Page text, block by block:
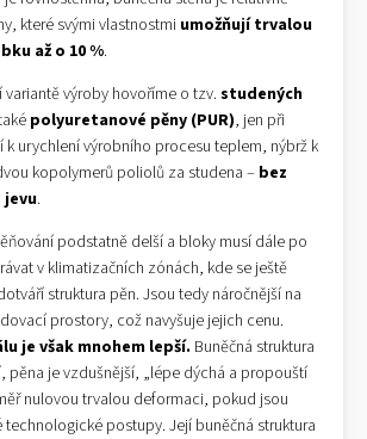
které svými vlastnostmi umožňují trvalou
až o 10 %.
variantě výroby hovoříme o tzv. studených
polyuretanové pěny (PUR), jen při
urychlení výrobního procesu teplem, nýbrž k
kopolymerů poliolů za studena – bez
.
podstatně delší a bloky musí dále po
v klimatizačních zónách, kde se ještě
struktura pěn. Jsou tedy náročnější na
prostory, což navyšuje jejich cenu.
je však mnohem lepší. Buněčná struktura
pěna je vzdušnější, „lépe dýchá a propouští
nulovou trvalou deformaci, pokud jsou
technologické postupy. Její buněčná struktura